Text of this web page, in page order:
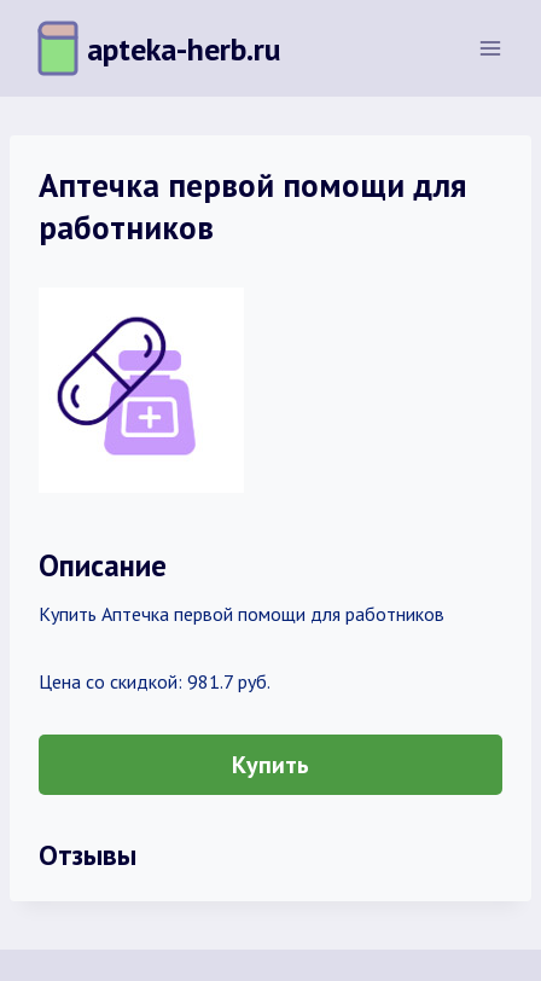
Перейти
содержимому
apteka-herb.ru
Аптечка первой помощи для
работников
Описание
Купить Аптечка первой помощи для работников
Цена со скидкой: 981.7 руб.
Купить
Отзывы